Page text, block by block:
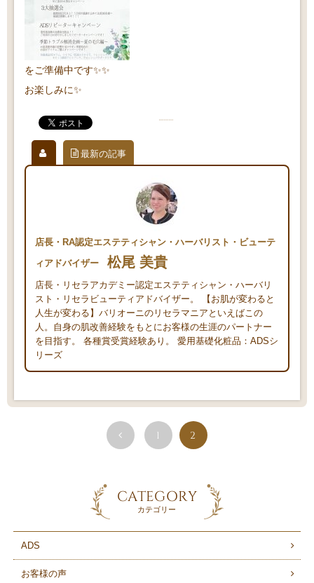
をご準備中です✨✨
お楽しみに✨
最新の記事
店長・RA認定エステティシャン・ハーバリスト・ビューテ
ィアドバイザー
松尾 美貴
店長・リセラアカデミー認定エステティシャン・ハーバリ
スト・リセラビューティアドバイザー。 【お肌が変わると
人生が変わる】バリオーニのリセラマニアといえばこの
人。自身の肌改善経験をもとにお客様の生涯のパートナー
を目指す。 各種賞受賞経験あり。 愛用基礎化粧品：ADSシ
リーズ
1 2
CATEGORY
カテゴリー
ADS
お客様の声